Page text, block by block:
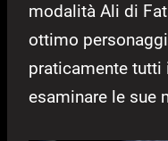
modalità Ali di
ottimo
praticamente
esaminare le sue